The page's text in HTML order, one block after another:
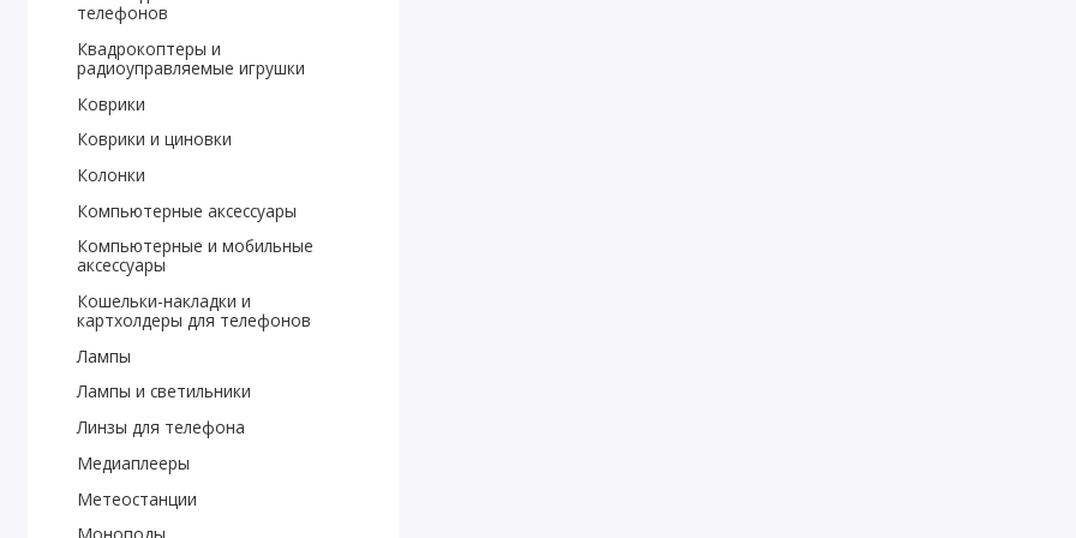
телефонов
Квадрокоптеры и
радиоуправляемые игрушки
Коврики
Коврики и циновки
Колонки
Компьютерные аксессуары
Компьютерные и мобильные
аксессуары
Кошельки-накладки и
картхолдеры для телефонов
Лампы
Лампы и светильники
Линзы для телефона
Медиаплееры
Метеостанции